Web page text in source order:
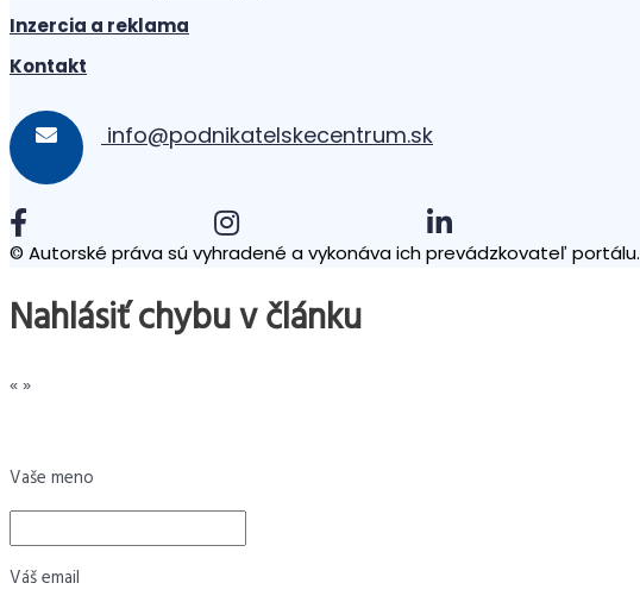
Inzercia a reklama
Kontakt
info@podnikatelskecentrum.sk
© Autorské práva sú vyhradené a vykonáva ich prevádzkovateľ portálu.
Nahlásiť chybu v článku
«»
Vaše meno
Váš email